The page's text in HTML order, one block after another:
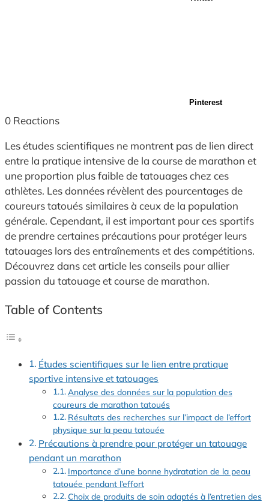
Pinterest
0 Reactions
Les études scientifiques ne montrent pas de lien direct
entre la pratique intensive de la course de marathon et
une proportion plus faible de tatouages chez ces
athlètes. Les données révèlent des pourcentages de
coureurs tatoués similaires à ceux de la population
générale. Cependant, il est important pour ces sportifs
de prendre certaines précautions pour protéger leurs
tatouages lors des entraînements et des compétitions.
Découvrez dans cet article les conseils pour allier
passion du tatouage et course de marathon.
Table of Contents
Études scientifiques sur le lien entre pratique
sportive intensive et tatouages
Analyse des données sur la population des
coureurs de marathon tatoués
Résultats des recherches sur l’impact de l’effort
physique sur la peau tatouée
Précautions à prendre pour protéger un tatouage
pendant un marathon
Importance d’une bonne hydratation de la peau
tatouée pendant l’effort
Choix de produits de soin adaptés à l’entretien des